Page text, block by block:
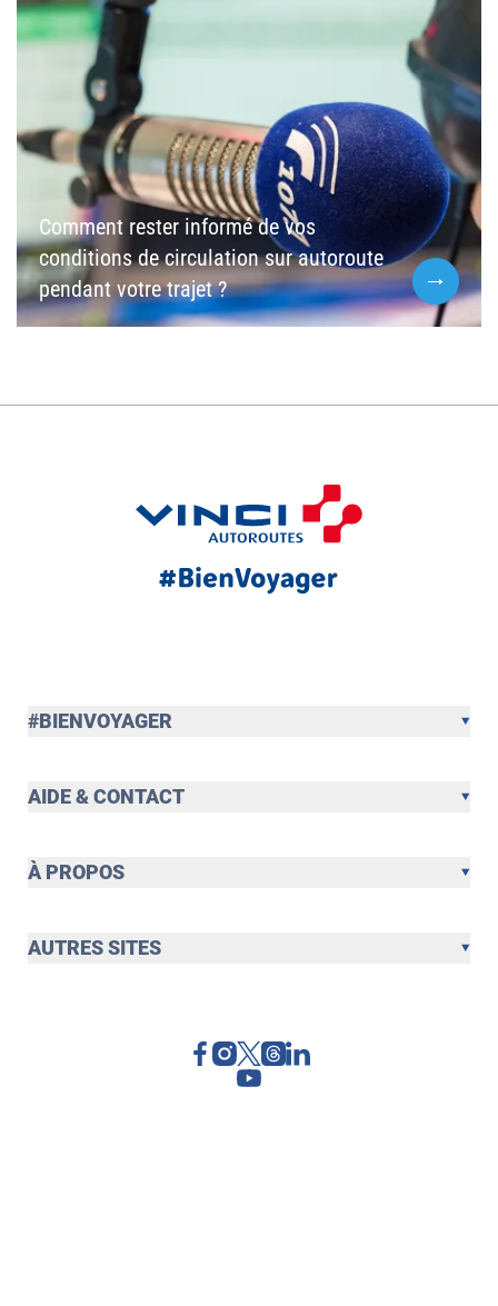
Comment rester informé de vos
conditions de circulation sur autoroute
pendant votre trajet ?
#BIENVOYAGER
AIDE & CONTACT
À PROPOS
AUTRES SITES